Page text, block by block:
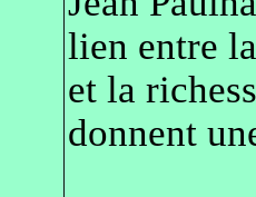
lien entre
et la
donnent